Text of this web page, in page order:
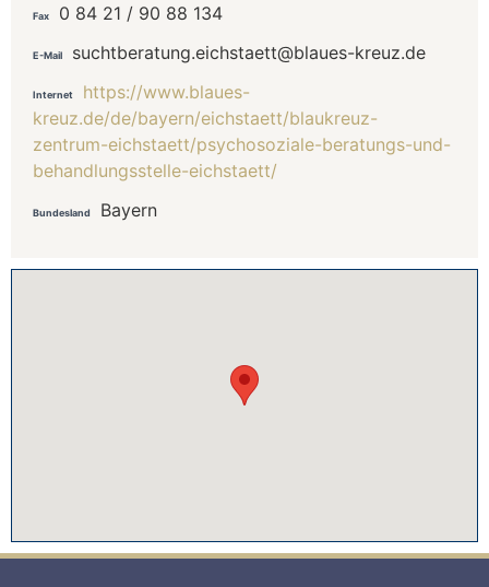
Fax 0 84 21 / 90 88 134
E-Mail suchtberatung.eichstaett@blaues-kreuz.de
Internet
https://www.blaues-
kreuz.de/de/bayern/eichstaett/blaukreuz-
zentrum-eichstaett/psychosoziale-beratungs-und-
behandlungsstelle-eichstaett/
Bundesland Bayern